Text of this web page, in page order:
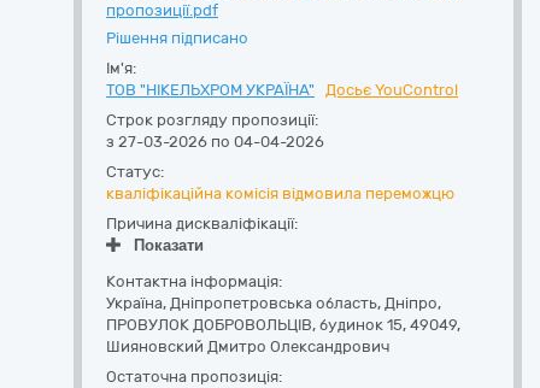
пропозиції.pdf
Рішення підписано
Ім'я:
ТОВ "НІКЕЛЬХРОМ УКРАЇНА"
Досьє YouControl
Строк розгляду пропозиції:
з 27-03-2026 по 04-04-2026
Статус:
кваліфікаційна комісія відмовила переможцю
Причина дискваліфікації:
Показати
Контактна інформація:
Україна, Дніпропетровська область, Дніпро,
ПРОВУЛОК ДОБРОВОЛЬЦІВ, будинок 15, 49049,
Шияновский Дмитро Олександрович
Остаточна пропозиція: